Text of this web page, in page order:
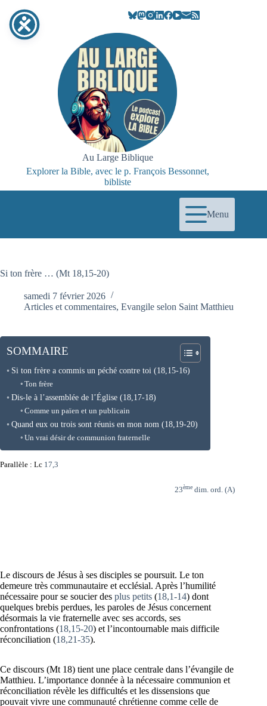
contenu
Au Large Biblique
Explorer la Bible, avec le p. François Bessonnet,
bibliste
Menu
Si ton frère … (Mt 18,15-20)
samedi 7 février 2026
Articles et commentaires, Evangile selon Saint Matthieu
SOMMAIRE
Si ton frère a commis un péché contre toi (18,15-16)
Ton frère
Dis-le à l’assemblée de l’Église (18,17-18)
Comme un païen et un publicain
Quand eux ou trois sont réunis en mon nom (18,19-20)
Un vrai désir de communion fraternelle
Parallèle : Lc 17,3
23ème dim. ord. (A)
Le discours de Jésus à ses disciples se poursuit. Le ton
demeure très communautaire et ecclésial. Après l’humilité
nécessaire pour se soucier des plus petits (18,1-14) dont
quelques brebis perdues, les paroles de Jésus concernent
désormais la vie fraternelle avec ses accords, ses
confrontations (18,15-20) et l’incontournable mais difficile
réconciliation (18,21-35).
Ce discours (Mt 18) tient une place centrale dans l’évangile de
Matthieu. L’importance donnée à la nécessaire communion et
réconciliation révèle les difficultés et les dissensions que
pouvait vivre une communauté chrétienne comme celle de